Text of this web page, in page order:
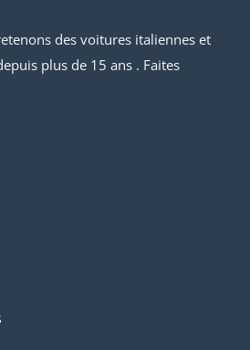
des voitures italiennes et
plus de 15 ans . Faites